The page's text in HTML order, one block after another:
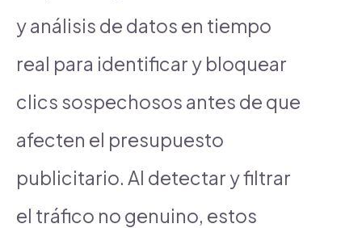
y análisis de datos en tiempo
real para identificar y bloquear
clics sospechosos antes de que
afecten el presupuesto
publicitario. Al detectar y filtrar
el tráfico no genuino, estos